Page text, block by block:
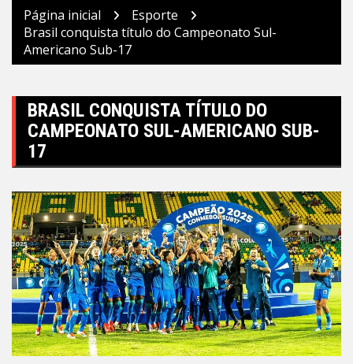
Página inicial
Esporte
Brasil conquista título do Campeonato Sul-
Americano Sub-17
BRASIL CONQUISTA TÍTULO DO
CAMPEONATO SUL-AMERICANO SUB-
17